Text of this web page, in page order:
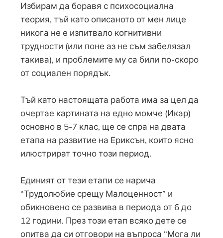
Избирам да боравя с психосоциална
теория, тъй като описаното от мен лице
никога не е изпитвало когнитивни
трудности (или поне аз не съм забелязал
такива), и проблемите му са били по-скоро
от социален порядък.
Тъй като настоящата работа има за цел да
очертае картината на едно момче (Икар)
основно в 5-7 клас, ще се спра на двата
етапа на развитие на Ериксън, които ясно
илюстрират точно този период.
Единият от тези етапи се нарича
“Трудолюбие срещу Малоценност” и
обикновено се развива в периода от 6 до
12 години. През този етап всяко дете се
опитва да си отговори на въпроса “Мога ли